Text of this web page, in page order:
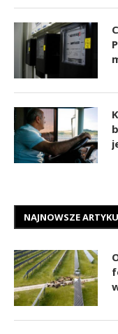
NAJNOWSZE